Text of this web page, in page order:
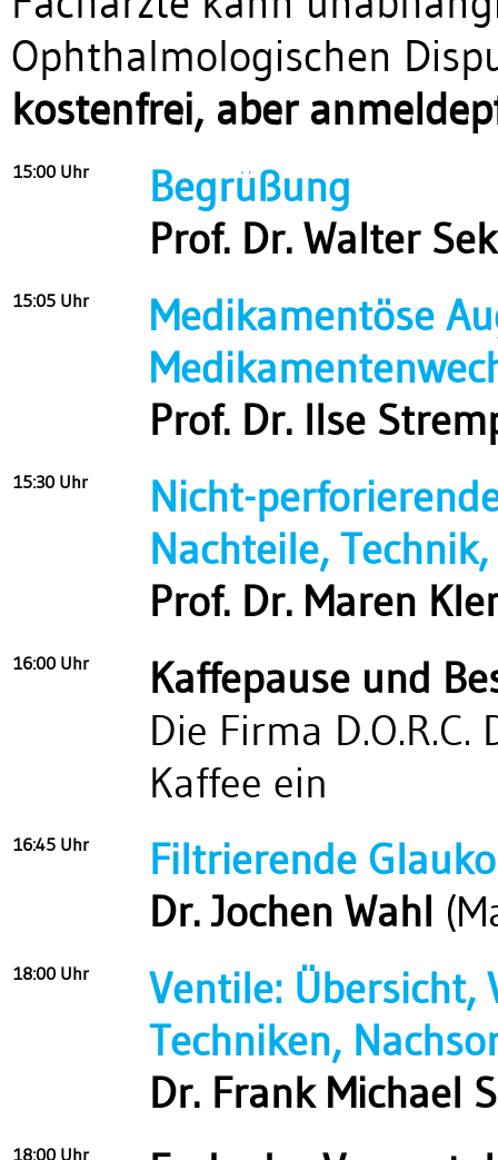
Ophthalmologischen
kostenfrei, aber
15:00 Uhr
Begrüßung
Prof. Dr. Walter
15:05 Uhr
Medikamentöse
Prof. Dr. Ilse
15:30 Uhr
Nicht-
Nachteile,
Prof. Dr. Maren
16:00 Uhr
Kaffepause und
Die Firma
Kaffee ein
16:45 Uhr
Filtrierende
Dr. Jochen Wahl
18:00 Uhr
Ventile: Übersicht,
Techniken,
Dr. Frank Michael
18:00 Uhr